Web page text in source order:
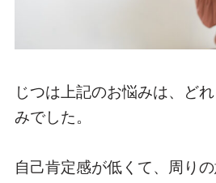
じつは上記のお悩みは、ど
みでした。
自己肯定感が低くて、周り